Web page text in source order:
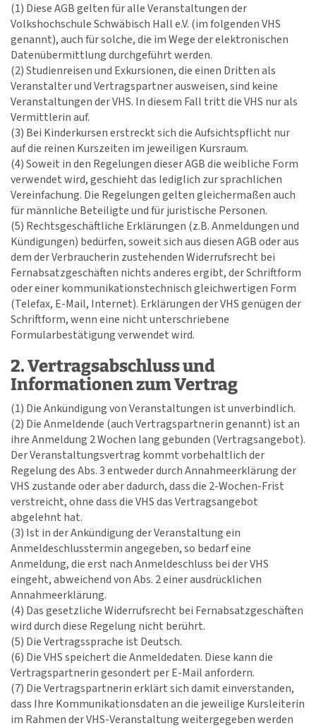
(1) Diese AGB gelten für alle Veranstaltungen der
Volkshochschule Schwäbisch Hall e.V. (im folgenden VHS
genannt), auch für solche, die im Wege der elektronischen
Datenübermittlung durchgeführt werden.
(2) Studienreisen und Exkursionen, die einen Dritten als
Veranstalter und Vertragspartner ausweisen, sind keine
Veranstaltungen der VHS. In diesem Fall tritt die VHS nur als
Vermittlerin auf.
(3) Bei Kinderkursen erstreckt sich die Aufsichtspflicht nur
auf die reinen Kurszeiten im jeweiligen Kursraum.
(4) Soweit in den Regelungen dieser AGB die weibliche Form
verwendet wird, geschieht das lediglich zur sprachlichen
Vereinfachung. Die Regelungen gelten gleichermaßen auch
für männliche Beteiligte und für juristische Personen.
(5) Rechtsgeschäftliche Erklärungen (z.B. Anmeldungen und
Kündigungen) bedürfen, soweit sich aus diesen AGB oder aus
dem der Verbraucherin zustehenden Widerrufsrecht bei
Fernabsatzgeschäften nichts anderes ergibt, der Schriftform
oder einer kommunikationstechnisch gleichwertigen Form
(Telefax, E-Mail, Internet). Erklärungen der VHS genügen der
Schriftform, wenn eine nicht unterschriebene
Formularbestätigung verwendet wird.
2. Vertragsabschluss und
Informationen zum Vertrag
(1) Die Ankündigung von Veranstaltungen ist unverbindlich.
(2) Die Anmeldende (auch Vertragspartnerin genannt) ist an
ihre Anmeldung 2 Wochen lang gebunden (Vertragsangebot).
Der Veranstaltungsvertrag kommt vorbehaltlich der
Regelung des Abs. 3 entweder durch Annahmeerklärung der
VHS zustande oder aber dadurch, dass die 2-Wochen-Frist
verstreicht, ohne dass die VHS das Vertragsangebot
abgelehnt hat.
(3) Ist in der Ankündigung der Veranstaltung ein
Anmeldeschlusstermin angegeben, so bedarf eine
Anmeldung, die erst nach Anmeldeschluss bei der VHS
eingeht, abweichend von Abs. 2 einer ausdrücklichen
Annahmeerklärung.
(4) Das gesetzliche Widerrufsrecht bei Fernabsatzgeschäften
wird durch diese Regelung nicht berührt.
(5) Die Vertragssprache ist Deutsch.
(6) Die VHS speichert die Anmeldedaten. Diese kann die
Vertragspartnerin gesondert per E-Mail anfordern.
(7) Die Vertragspartnerin erklärt sich damit einverstanden,
dass Ihre Kommunikationsdaten an die jeweilige Kursleiterin
im Rahmen der VHS-Veranstaltung weitergegeben werden